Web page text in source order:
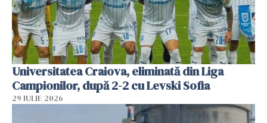
Universitatea Craiova, eliminată din Liga
Campionilor, după 2-2 cu Levski Sofia
29 IULIE 2026